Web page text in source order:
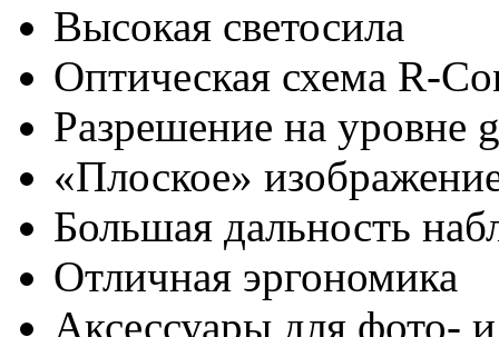
Высокая светосила
Оптическая схема R-
Разрешение на уровне
«Плоское»
Большая дальность
Отличная эргономика
Аксессуары для фото-